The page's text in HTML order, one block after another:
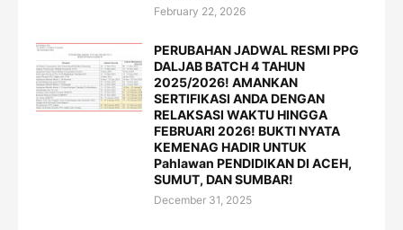
February 22, 2026
PERUBAHAN JADWAL RESMI PPG
DALJAB BATCH 4 TAHUN
2025/2026! AMANKAN
SERTIFIKASI ANDA DENGAN
RELAKSASI WAKTU HINGGA
FEBRUARI 2026! BUKTI NYATA
KEMENAG HADIR UNTUK
Pahlawan PENDIDIKAN DI ACEH,
SUMUT, DAN SUMBAR!
December 31, 2025